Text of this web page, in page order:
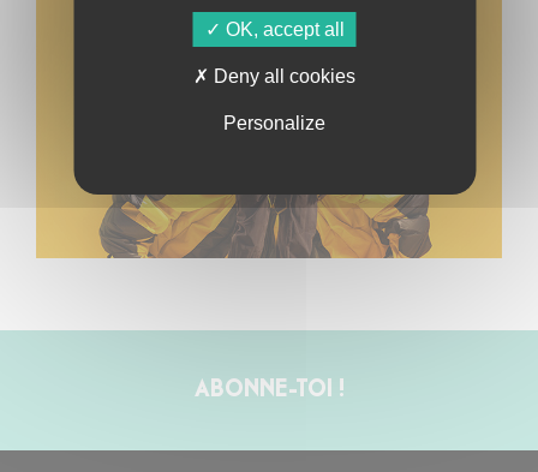
ABONNE-TOI !
OK, accept all
Deny all cookies
Personalize